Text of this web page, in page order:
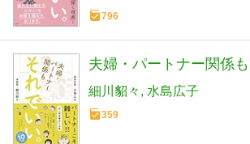
796
夫婦・パートナー関係も
細川貂々 水島広子
359